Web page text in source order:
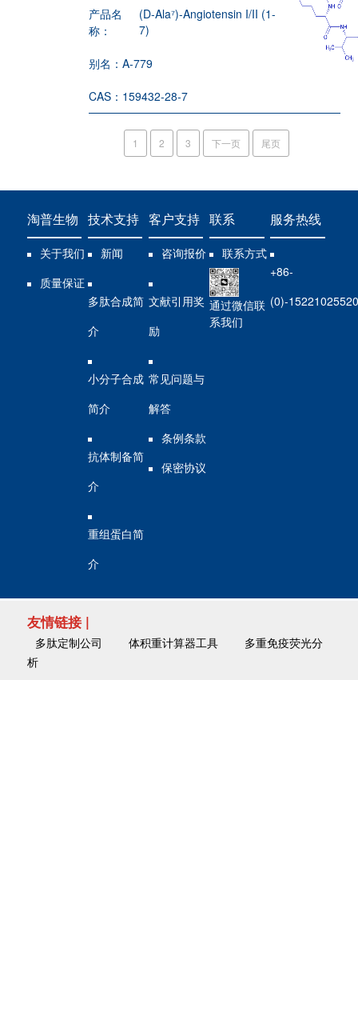
产品名
称：
(D-Ala⁷)-Angiotensin I/II (1-
7)
别名：A-779
CAS： 159432-28-7
1 2 3 下一页 尾页
淘普生物
关于我们
质量保证
技术支持
新闻
多肽合成简
介
小分子合成
简介
抗体制备简
介
重组蛋白简
介
客户支持
咨询报价
文献引用奖
励
常见问题与
解答
条例条款
保密协议
联系
联系方式
通过微信联
系我们
服务热线
+86-
(0)-
友情链接 |
多肽定制公司 体积重计算器工具 多重免疫荧光分
析